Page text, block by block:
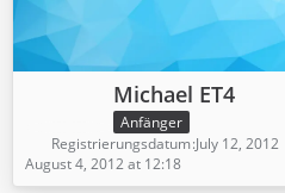
Michael ET4
Anfänger
Registrierungsdatum July 12, 2012
August 4, 2012 at 12:18